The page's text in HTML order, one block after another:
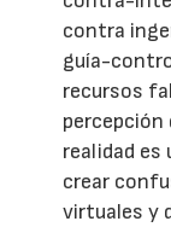
contra
guía-
recursos
percepción
realidad es
crear
virtuales y